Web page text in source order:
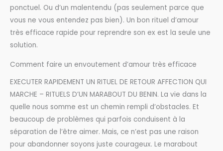
ponctuel. Ou d’un malentendu (pas seulement parce que
vous ne vous entendez pas bien). Un bon rituel d’amour
très efficace rapide pour reprendre son ex est la seule une
solution.
Comment faire un envoutement d’amour très efficace
EXECUTER RAPIDEMENT UN RITUEL DE RETOUR AFFECTION QUI
MARCHE – RITUELS D’UN MARABOUT DU BENIN. La vie dans la
quelle nous somme est un chemin rempli d’obstacles. Et
beaucoup de problèmes qui parfois conduisent à la
séparation de l’être aimer. Mais, ce n’est pas une raison
pour abandonner soyons juste courageux. Le marabout